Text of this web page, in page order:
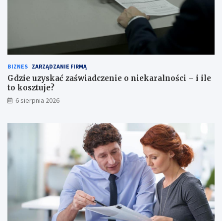
BIZNES ZARZĄDZANIE FIRMĄ
Gdzie uzyskać zaświadczenie o niekaralności – i ile
to kosztuje?
6 sierpnia 2026